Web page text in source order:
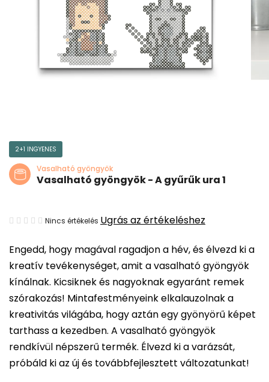
Engedd, hogy magával ragadjon a hév, és élvezd ki a
kreatív tevékenységet, amit a vasalható gyöngyök
kínálnak. Kicsiknek és nagyoknak egyaránt remek
szórakozás! Mintafestményeink elkalauzolnak a
kreativitás világába, hogy aztán egy gyönyörű képet
tarthass a kezedben. A vasalható gyöngyök
rendkívül népszerű termék. Élvezd ki a varázsát,
próbáld ki az új és továbbfejlesztett változatunkat!
2+1 INGYENES
Vasalható gyöngyök
Vasalható gyöngyök - A gyűrűk ura 1
A
átlagos
értékelése
5-
ből
0,0
csillag.
Nincs értékelés Ugrás az értékeléshez